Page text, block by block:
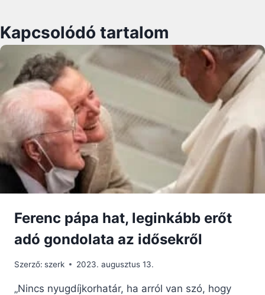
Kapcsolódó tartalom
Ferenc pápa hat, leginkább erőt
adó gondolata az idősekről
Szerző: szerk 2023. augusztus 13.
„Nincs nyugdíjkorhatár, ha arról van szó, hogy